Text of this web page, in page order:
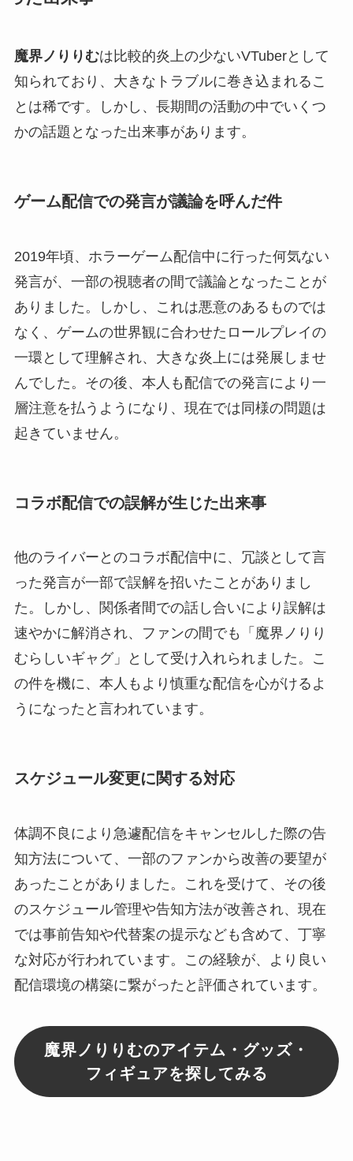
魔界ノりりむは比較的炎上の少ないVTuberとして
知られており、大きなトラブルに巻き込まれるこ
とは稀です。しかし、長期間の活動の中でいくつ
かの話題となった出来事があります。
ゲーム配信での発言が議論を呼んだ件
2019年頃、ホラーゲーム配信中に行った何気ない
発言が、一部の視聴者の間で議論となったことが
ありました。しかし、これは悪意のあるものでは
なく、ゲームの世界観に合わせたロールプレイの
一環として理解され、大きな炎上には発展しませ
んでした。その後、本人も配信での発言により一
層注意を払うようになり、現在では同様の問題は
起きていません。
コラボ配信での誤解が生じた出来事
他のライバーとのコラボ配信中に、冗談として言
った発言が一部で誤解を招いたことがありまし
た。しかし、関係者間での話し合いにより誤解は
速やかに解消され、ファンの間でも「魔界ノりり
むらしいギャグ」として受け入れられました。こ
の件を機に、本人もより慎重な配信を心がけるよ
うになったと言われています。
スケジュール変更に関する対応
体調不良により急遽配信をキャンセルした際の告
知方法について、一部のファンから改善の要望が
あったことがありました。これを受けて、その後
のスケジュール管理や告知方法が改善され、現在
では事前告知や代替案の提示なども含めて、丁寧
な対応が行われています。この経験が、より良い
配信環境の構築に繋がったと評価されています。
魔界ノりりむのアイテム・グッズ・
フィギュアを探してみる